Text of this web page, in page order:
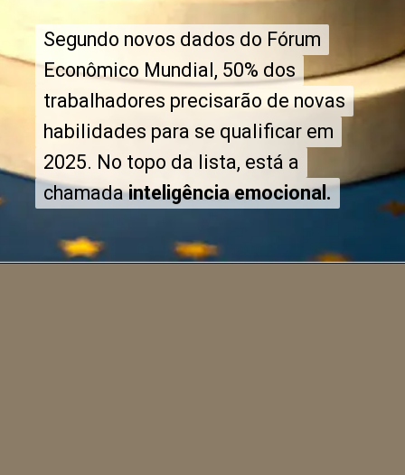
Segundo novos dados do Fórum
Econômico Mundial, 50% dos
trabalhadores precisarão de novas
habilidades para se qualificar em
2025. No topo da lista, está a
chamadainteligência emocional.
Segundo novos dados do Fórum
Econômico Mundial, 50% dos
trabalhadores precisarão de novas
habilidades para se qualificar em
2025. No topo da lista, está a
chamadainteligência emocional.